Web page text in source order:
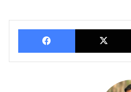
Facebook